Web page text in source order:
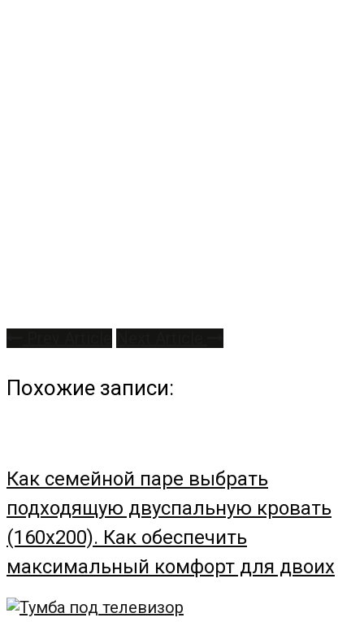
Похожие записи:
Как семейной паре выбрать
подходящую двуспальную кровать
(160х200). Как обеспечить
максимальный комфорт для двоих